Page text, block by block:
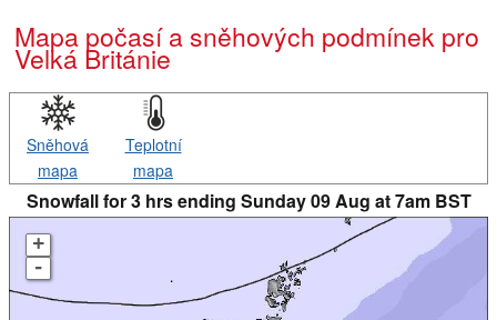
Mapa počasí a sněhových podmínek pro
Velká Británie
Sněhová
mapa
Teplotní
mapa
Snowfall for 3 hrs ending Sunday 09 Aug at 7am BST
+
-